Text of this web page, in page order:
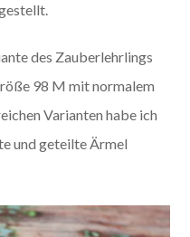
des Zauberlehrlings
98 M mit normalem
Varianten habe ich
und geteilte Ärmel